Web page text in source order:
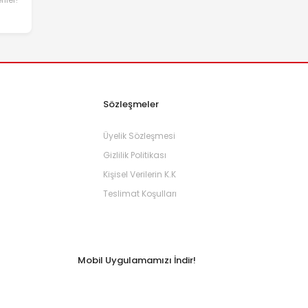
Sözleşmeler
Üyelik Sözleşmesi
Gizlilik Politikası
Kişisel Verilerin K.K
Teslimat Koşulları
Mobil Uygulamamızı İndir!